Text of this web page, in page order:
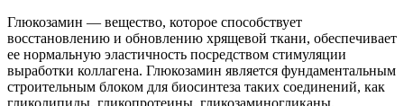
Глюкозамин — вещество, которое способствует
восстановлению и обновлению хрящевой ткани, обеспечивает
ее нормальную эластичность посредством стимуляции
выработки коллагена. Глюкозамин является фундаментальным
строительным блоком для биосинтеза таких соединений, как
гликолипиды, гликопротеины, гликозаминогликаны,